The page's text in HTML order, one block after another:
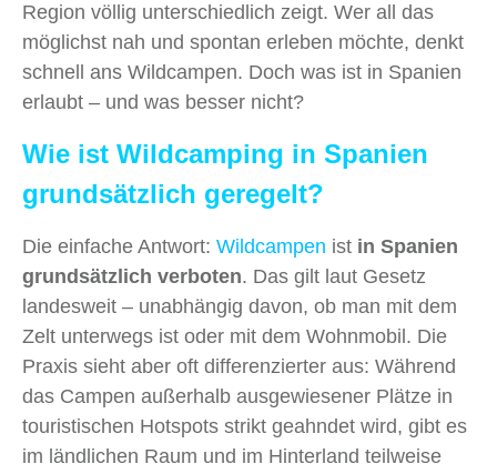
Region völlig unterschiedlich zeigt. Wer all das
möglichst nah und spontan erleben möchte, denkt
schnell ans Wildcampen. Doch was ist in Spanien
erlaubt – und was besser nicht?
Wie ist Wildcamping in Spanien
grundsätzlich geregelt?
Die einfache Antwort: Wildcampen ist in Spanien
grundsätzlich verboten. Das gilt laut Gesetz
landesweit – unabhängig davon, ob man mit dem
Zelt unterwegs ist oder mit dem Wohnmobil. Die
Praxis sieht aber oft differenzierter aus: Während
das Campen außerhalb ausgewiesener Plätze in
touristischen Hotspots strikt geahndet wird, gibt es
im ländlichen Raum und im Hinterland teilweise